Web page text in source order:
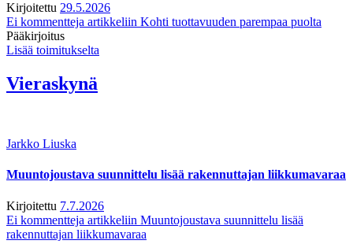
Kirjoitettu 29.5.2026
Ei kommentteja artikkeliin Kohti tuottavuuden parempaa puolta
Pääkirjoitus
Lisää toimitukselta
Vieraskynä
Jarkko Liuska
Muuntojoustava suunnittelu lisää rakennuttajan liikkumavaraa
Kirjoitettu 7.7.2026
Ei kommentteja artikkeliin Muuntojoustava suunnittelu lisää
rakennuttajan liikkumavaraa